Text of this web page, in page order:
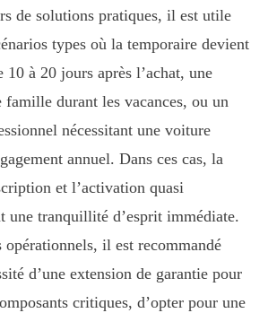
de solutions pratiques, il est utile
types où la temporaire devient
10 à 20 jours après l’achat, une
famille durant les vacances, ou un
nécessitant une voiture
annuel. Dans ces cas, la
et l’activation quasi
une tranquillité d’esprit immédiate.
opérationnels, il est recommandé
d’une extension de garantie pour
critiques, d’opter pour une